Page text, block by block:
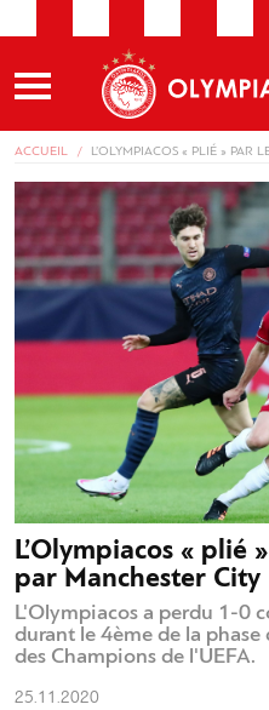
ACCUEIL L’OLYMPIACOS « PLIÉ » PAR
L’Olympiacos « plié
par Manchester City
L'Olympiacos a perdu 1-0
durant le 4ème de la phase
des Champions de l'UEFA.
25.11.2020